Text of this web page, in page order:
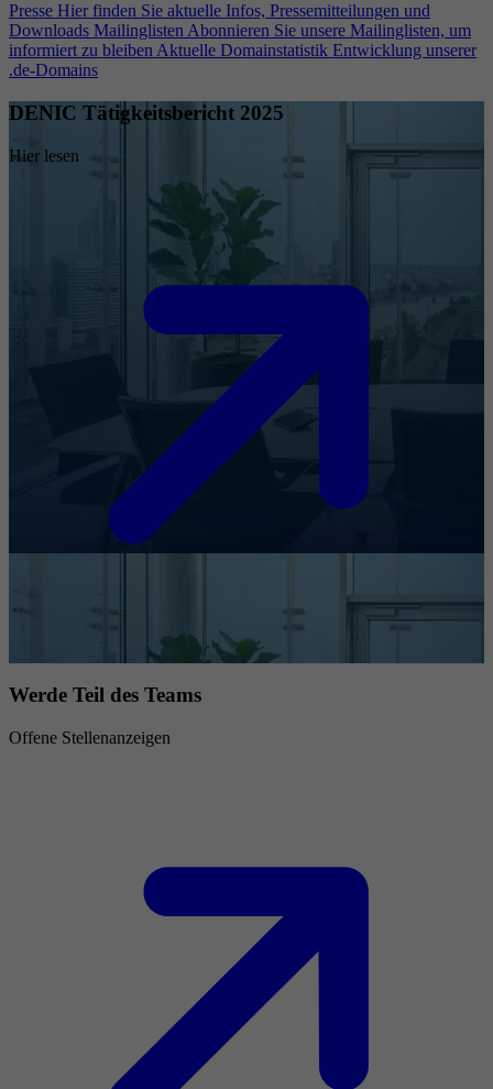
Presse Hier finden Sie aktuelle Infos, Pressemitteilungen und
Downloads Mailinglisten Abonnieren Sie unsere Mailinglisten, um
informiert zu bleiben Aktuelle Domainstatistik Entwicklung unserer
.de-Domains
DENIC Tätigkeitsbericht 2025
Hier lesen
Werde Teil des Teams
Offene Stellenanzeigen